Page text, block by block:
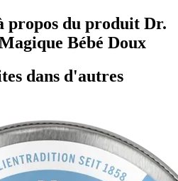
propos du produit Dr.
Bébé Doux
dans d'autres